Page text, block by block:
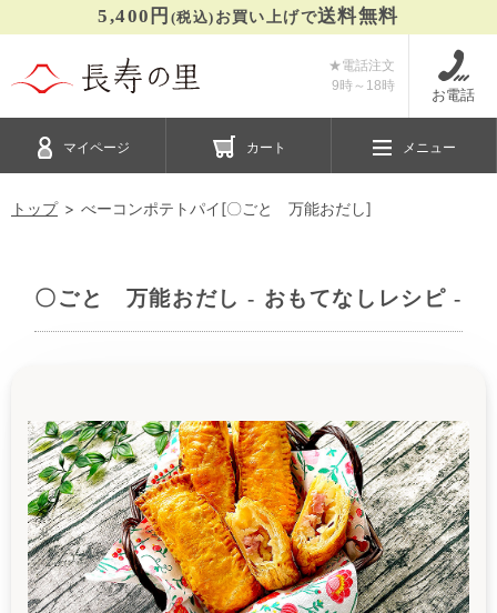
5,400円 (税込) お買い上げで送料無料
★電話注文
9時～ 18時 お電話
マイページ カート メニュー
トップ べーコンポテトパイ[〇ごと 万能おだし]
〇ごと 万能おだし - おもてなしレシピ -